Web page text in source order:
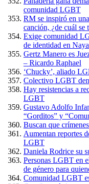
comunidad LGBT
RM se inspiró en
canción, ¿de cuál se
Exige comunidad
de identidad en
Gertz Manero es
– Ricardo Raphael
‘Chucky’, aliado
Colectivo LGBT
Hay resistencias a
LGBT
Gustavo Adolfo
“Gorditos” y
Buscan que
Aumentan reportes
LGBT
Daniela Rodrice su
Personas LGBT en
de género para
Comunidad LGBT